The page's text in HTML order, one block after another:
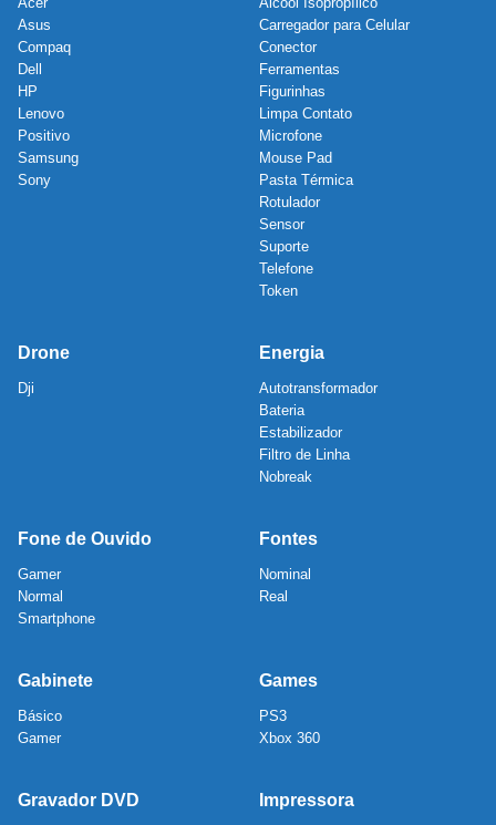
Asus
Compaq
Dell
HP
Lenovo
Positivo
Samsung
Sony
Carregador para Celular
Conector
Ferramentas
Figurinhas
Limpa Contato
Microfone
Mouse Pad
Pasta Térmica
Rotulador
Sensor
Suporte
Telefone
Token
Drone
Dji
Energia
Autotransformador
Bateria
Estabilizador
Filtro de Linha
Nobreak
Fone de Ouvido
Gamer
Normal
Smartphone
Fontes
Nominal
Real
Gabinete
Básico
Gamer
Games
PS3
Xbox 360
Gravador DVD Impressora